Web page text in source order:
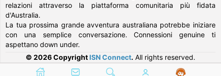
relazioni attraverso la piattaforma comunitaria più fidata
d'Australia.
La tua prossima grande avventura australiana potrebbe iniziare
con una semplice conversazione. Connessioni genuine ti
aspettano down under.
© 2026 Copyright ISN Connect. All rights reserved.